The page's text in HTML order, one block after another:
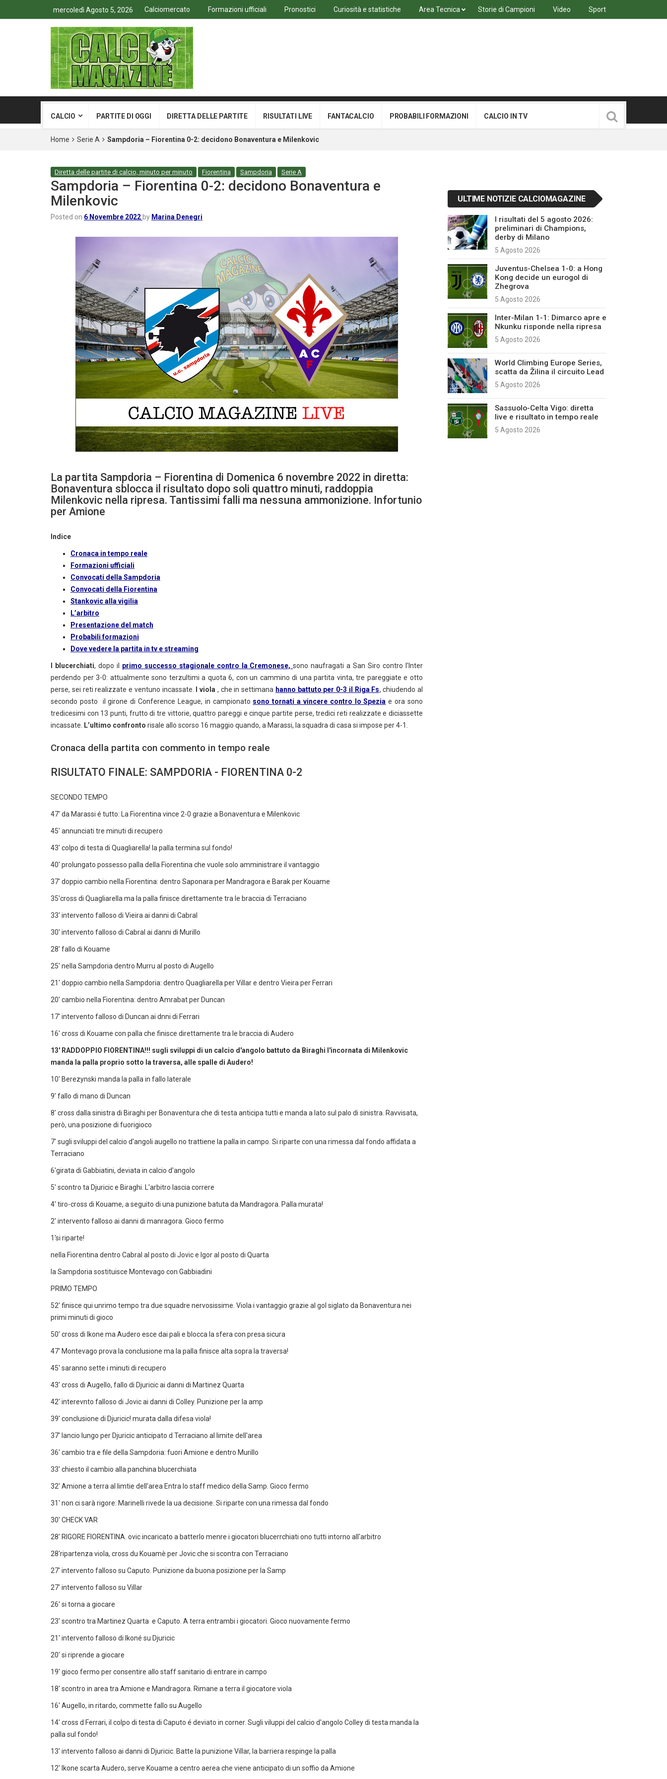
mercoledì Agosto 5, 2026 Calciomercato Formazioni ufficiali Pronostici Curiosità e statistiche Area Tecnica Storie di Campioni Video Sport
CALCIO PARTITE DI OGGI DIRETTA DELLE PARTITE RISULTATI LIVE FANTACALCIO PROBABILI FORMAZIONI CALCIO IN TV
Home Serie A Sampdoria – Fiorentina 0-2: decidono Bonaventura e Milenkovic
Diretta delle partite di calcio, minuto per minuto Fiorentina Sampdoria Serie A
Sampdoria – Fiorentina 0-2: decidono Bonaventura e
Milenkovic
Posted on 6 Novembre 2022 by Marina Denegri
La partita Sampdoria – Fiorentina di Domenica 6 novembre 2022 in diretta:
Bonaventura sblocca il risultato dopo soli quattro minuti, raddoppia
Milenkovic nella ripresa. Tantissimi falli ma nessuna ammonizione. Infortunio
per Amione
Indice
Cronaca in tempo reale
Formazioni ufficiali
Convocati della Sampdoria
Convocati della Fiorentina
Stankovic alla vigilia
L’arbitro
Presentazione del match
Probabili formazioni
Dove vedere la partita in tv e streaming
I blucerchiati, dopo il primo successo stagionale contro la Cremonese,sono naufragati a San Siro contro l’Inter
perdendo per 3-0: attualmente sono terzultimi a quota 6, con un cammino di una partita vinta, tre pareggiate e otto
perse, sei reti realizzate e ventuno incassate.
I viola , che in settimana hanno battuto per 0-3 il Riga Fs, chiudendo al
secondo posto il girone di Conference League, in campionato sono tornati a vincere contro lo Spezia e ora sono
tredicesimi con 13 punti, frutto di tre vittorie, quattro pareggi e cinque partite perse, tredici reti realizzate e diciassette
incassate.
L’ultimo confronto risale allo scorso 16 maggio quando, a Marassi, la squadra di casa si impose per 4-1.
Cronaca della partita con commento in tempo reale
RISULTATO FINALE: SAMPDORIA - FIORENTINA 0-2
SECONDO TEMPO
47' da Marassi é tutto: La Fiorentina vince 2-0 grazie a Bonaventura e Milenkovic
45' annunciati tre minuti di recupero
43' colpo di testa di Quagliarella! la palla termina sul fondo!
40' prolungato possesso palla della Fiorentina che vuole solo amministrare il vantaggio
37' doppio cambio nella Fiorentina: dentro Saponara per Mandragora e Barak per Kouame
35'cross di Quagliarella ma la palla finisce direttamente tra le braccia di Terraciano
33' intervento falloso di Vieira ai danni di Cabral
30' intervento falloso di Cabral ai danni di Murillo
28' fallo di Kouame
25' nella Sampdoria dentro Murru al posto di Augello
21' doppio cambio nella Sampdoria: dentro Quagliarella per Villar e dentro Vieira per Ferrari
20' cambio nella Fiorentina: dentro Amrabat per Duncan
17' intervento falloso di Duncan ai dnni di Ferrari
16' cross di Kouame con palla che finisce direttamente tra le braccia di Audero
13' RADDOPPIO FIORENTINA!!! sugli sviluppi di un calcio d'angolo battuto da Biraghi l'incornata di Milenkovic
manda la palla proprio sotto la traversa, alle spalle di Audero!
10' Berezynski manda la palla in fallo laterale
9' fallo di mano di Duncan
8' cross dalla sinistra di Biraghi per Bonaventura che di testa anticipa tutti e manda a lato sul palo di sinistra. Ravvisata,
però, una posizione di fuorigioco
7' sugli sviluppi del calcio d'angoli augello no trattiene la palla in campo. Si riparte con una rimessa dal fondo affidata a
Terraciano
6'girata di Gabbiatini, deviata in calcio d'angolo
5' scontro ta Djuricic e Biraghi. L'arbitro lascia correre
4' tiro-cross di Kouame, a seguito di una punizione batuta da Mandragora. Palla murata!
2' intervento falloso ai danni di manragora. Gioco fermo
1'si riparte!
nella Fiorentina dentro Cabral al posto di Jovic e Igor al posto di Quarta
la Sampdoria sostituisce Montevago con Gabbiadini
PRIMO TEMPO
52' finisce qui unrimo tempo tra due squadre nervosissime. Viola i vantaggio grazie al gol siglato da Bonaventura nei
primi minuti di gioco
50' cross di Ikone ma Audero esce dai pali e blocca la sfera con presa sicura
47' Montevago prova la conclusione ma la palla finisce alta sopra la traversa!
45' saranno sette i minuti di recupero
43' cross di Augello, fallo di Djuricic ai danni di Martinez Quarta
42' interevnto falloso di Jovic ai danni di Colley. Punizione per la amp
39' conclusione di Djuricic! murata dalla difesa viola!
37' lancio lungo per Djuricic anticipato d Terraciano al limite dell'area
36' cambio tra e file della Sampdoria: fuori Amione e dentro Murillo
33' chiesto il cambio alla panchina blucerchiata
32' Amione a terra al limtie dell'area Entra lo staff medico della Samp. Gioco fermo
31' non ci sarà rigore: Marinelli rivede la ua decisione. Si riparte con una rimessa dal fondo
30' CHECK VAR
28' RIGORE FIORENTINA. ovic incaricato a batterlo menre i giocatori blucerrchiati ono tutti intorno all'arbitro
28'ripartenza viola, cross du Kouamè per Jovic che si scontra con Terraciano
27' intervento falloso su Caputo. Punizione da buona posizione per la Samp
27' intervento falloso su Villar
26' si torna a giocare
23' scontro tra Martinez Quarta e Caputo. A terra entrambi i giocatori. Gioco nuovamente fermo
21' intervento falloso di Ikoné su Djuricic
20' si riprende a giocare
19' gioco fermo per consentire allo staff sanitario di entrare in campo
18' scontro in area tra Amione e Mandragora. Rimane a terra il giocatore viola
16' Augello, in ritardo, commette fallo su Augello
14' cross d Ferrari, il colpo di testa di Caputo é deviato in corner. Sugli viluppi del calcio d'angolo Colley di testa manda la
palla sul fondo!
13' intervento falloso ai danni di Djuricic. Batte la punizione Villar, la barriera respinge la palla
12' Ikone scarta Audero, serve Kouame a centro aerea che viene anticipato di un soffio da Amione
ULTIME NOTIZIE CALCIOMAGAZINE
I risultati del 5 agosto 2026:
preliminari di Champions,
derby di Milano
5 Agosto 2026
Juventus-Chelsea 1-0: a Hong
Kong decide un eurogol di
Zhegrova
5 Agosto 2026
Inter-Milan 1-1: Dimarco apre e
Nkunku risponde nella ripresa
5 Agosto 2026
World Climbing Europe Series,
scatta da Žilina il circuito Lead
5 Agosto 2026
Sassuolo-Celta Vigo: diretta
live e risultato in tempo reale
5 Agosto 2026